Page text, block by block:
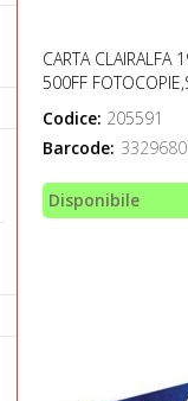
CARTA CLAIRALFA
500FF
Codice: 205591
Barcode:
Disponibile